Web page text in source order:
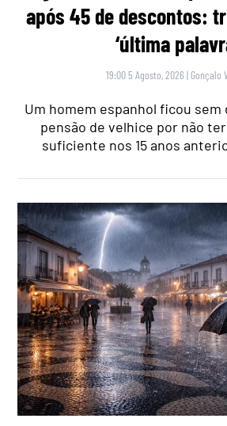
após 45 de descontos:
‘última
19:00 5 Agosto, 2026 | Gonçalo
Um homem espanhol ficou
pensão de velhice por não
suficiente nos 15 anos